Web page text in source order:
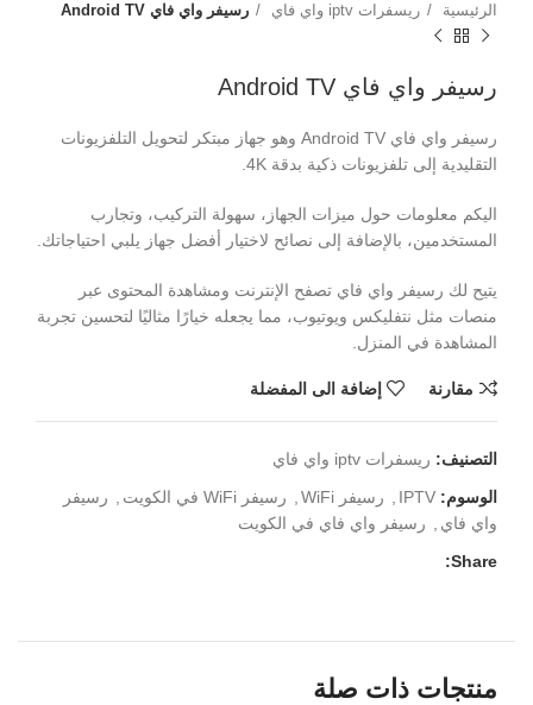
الرئيسية ريسفرات iptv واي فاي رسيفر واي فاي Android TV
رسيفر واي فاي Android TV
رسيفر واي فاي Android TV وهو جهاز مبتكر لتحويل التلفزيونات
التقليدية إلى تلفزيونات ذكية بدقة 4K.
اليكم معلومات حول ميزات الجهاز، سهولة التركيب، وتجارب
المستخدمين، بالإضافة إلى نصائح لاختيار أفضل جهاز يلبي احتياجاتك.
يتيح لك رسيفر واي فاي تصفح الإنترنت ومشاهدة المحتوى عبر
منصات مثل نتفليكس ويوتيوب، مما يجعله خيارًا مثاليًا لتحسين تجربة
المشاهدة في المنزل.
مقارنة إضافة الى المفضلة
التصنيف: ريسفرات iptv واي فاي
الوسوم: IPTV رسيفر WiFi رسيفر WiFi في الكويت
رسيفر
واي فاي
رسيفر واي فاي في الكويت
Share:
منتجات ذات صلة